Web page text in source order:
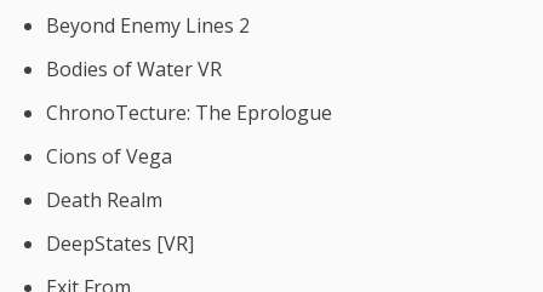
Beyond Enemy Lines 2
Bodies of Water VR
ChronoTecture: The Eprologue
Cions of Vega
Death Realm
DeepStates [VR]